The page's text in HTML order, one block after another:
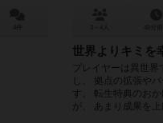
世界よりキミを
プレイヤーは異世
し、 拠点の拡張や
す。 転生特典のお
が、 あまり成果を